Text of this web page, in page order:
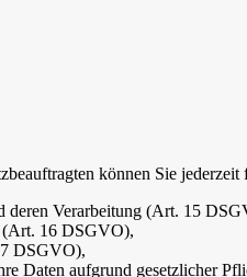
können Sie jederzeit
deren Verarbeitung (Art. 15
(Art. 16 DSGVO),
DSGVO),
Daten aufgrund gesetzlicher